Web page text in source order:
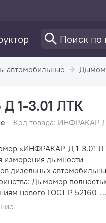
автомобильные
1-3.01 ЛТК
Код товара: ИНФРАКАР
«ИНФРАКАР-Д 1-3.01
измерения дымности
дизельных
нового ГОСТ Р 52160-
надежно...